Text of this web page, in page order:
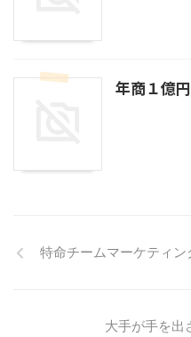
年商１億
特命チームマーケティン
大手が手を出